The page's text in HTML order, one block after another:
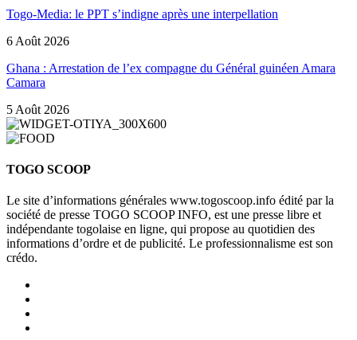
Togo-Media: le PPT s’indigne après une interpellation
6 Août 2026
Ghana : Arrestation de l’ex compagne du Général guinéen Amara
Camara
5 Août 2026
TOGO SCOOP
Le site d’informations générales www.togoscoop.info édité par la
société de presse TOGO SCOOP INFO, est une presse libre et
indépendante togolaise en ligne, qui propose au quotidien des
informations d’ordre et de publicité. Le professionnalisme est son
crédo.